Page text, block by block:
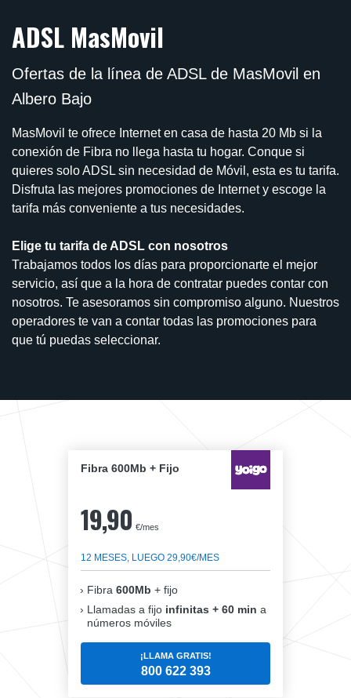
ADSL MasMovil
Ofertas de la línea de ADSL de MasMovil en
Albero Bajo
MasMovil te ofrece Internet en casa de hasta 20 Mb si la
conexión de Fibra no llega hasta tu hogar. Conque si
quieres solo ADSL sin necesidad de Móvil, esta es tu tarifa.
Disfruta las mejores promociones de Internet y escoge la
tarifa más conveniente a tus necesidades.
Elige tu tarifa de ADSL con nosotros
Trabajamos todos los días para proporcionarte el mejor
servicio, así que a la hora de contratar puedes contar con
nosotros. Te asesoramos sin compromiso alguno. Nuestros
operadores te van a contar todas las promociones para
que tú puedas seleccionar.
Fibra 600Mb + Fijo
19,90 €/mes
12 MESES, LUEGO 29,90€/MES
Fibra 600Mb + fijo
Llamadas a fijo infinitas + 60 min a
números móviles
¡LLAMA GRATIS!
800 622 393